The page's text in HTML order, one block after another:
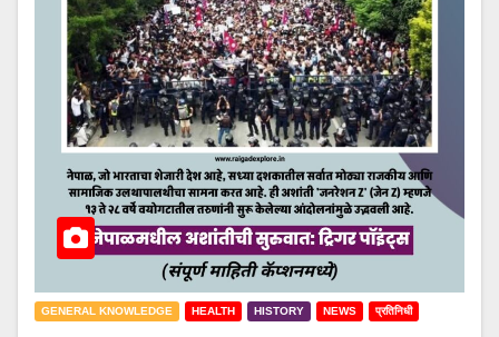
GENERAL KNOWLEDGE HEALTH HISTORY NEWS प्रतिनिधी